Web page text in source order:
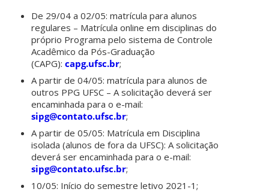
De 29/04 a 02/05: matrícula para alunos
regulares – Matrícula online em disciplinas do
próprio Programa pelo sistema de Controle
Acadêmico da Pós-Graduação
(CAPG):capg.ufsc.br;
A partir de 04/05: matrícula para alunos de
outros PPG UFSC – A solicitação deverá ser
encaminhada para o e-mail:
sipg@contato.ufsc.br;
A partir de 05/05: Matrícula em Disciplina
isolada (alunos de fora da UFSC): A solicitação
deverá ser encaminhada para o e-mail:
sipg@contato.ufsc.br;
10/05: Início do semestre letivo 2021-1;